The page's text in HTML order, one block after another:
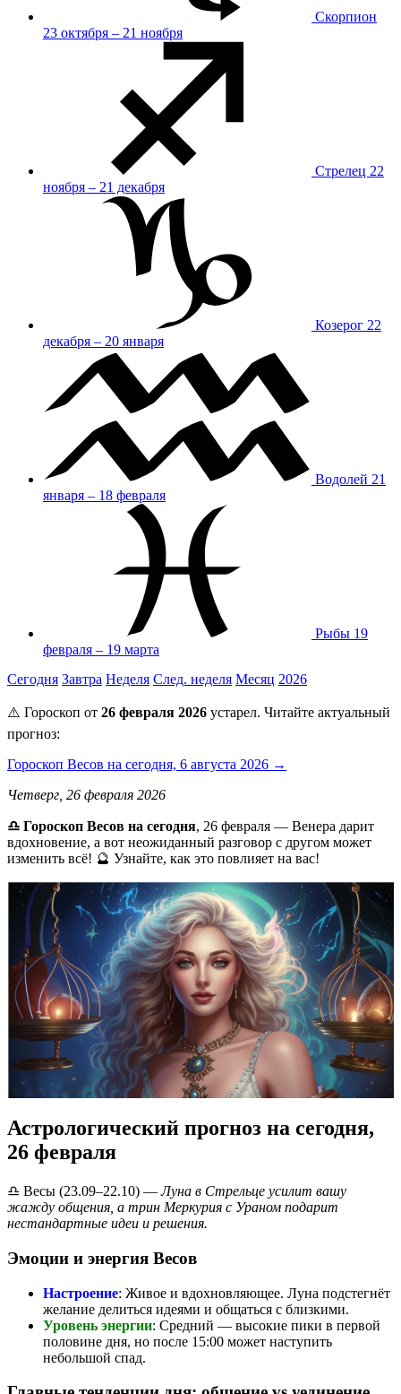
Скорпион
23 октября – 21 ноября
Стрелец 22
ноября – 21 декабря
Козерог 22
декабря – 20 января
Водолей 21
января – 18 февраля
Рыбы 19
февраля – 19 марта
Сегодня Завтра Неделя След. неделя Месяц 2026
⚠️ Гороскоп от 26 февраля 2026 устарел. Читайте актуальный
прогноз:
Гороскоп Весов на сегодня, 6 августа 2026 →
Четверг, 26 февраля 2026
♎ Гороскоп Весов на сегодня, 26 февраля — Венера дарит
вдохновение, а вот неожиданный разговор с другом может
изменить всё! 🔮 Узнайте, как это повлияет на вас!
Астрологический прогноз на сегодня,
26 февраля
♎️ Весы (23.09–22.10) —Луна в Стрельце усилит вашу
жажду общения, а трин Меркурия с Ураном подарит
нестандартные идеи и решения.
Эмоции и энергия Весов
Настроение: Живое и вдохновляющее. Луна подстегнёт
желание делиться идеями и общаться с близкими.
Уровень энергии: Средний — высокие пики в первой
половине дня, но после 15:00 может наступить
небольшой спад.